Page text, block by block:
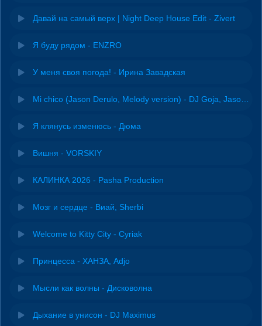
Давай на самый верх | Night Deep House Edit - Zivert
Я буду рядом - ENZRO
У меня своя погода! - Ирина Завадская
Я клянусь изменюсь - Дюма
Вишня - VORSKIY
КАЛИНКА 2026 - Pasha Production
Мозг и сердце - Виай, Sherbi
Welcome to Kitty City - Cyriak
Принцесса - ХАНЗА, Adjo
Мысли как волны - Дисковолна
Дыхание в унисон - DJ Maximus